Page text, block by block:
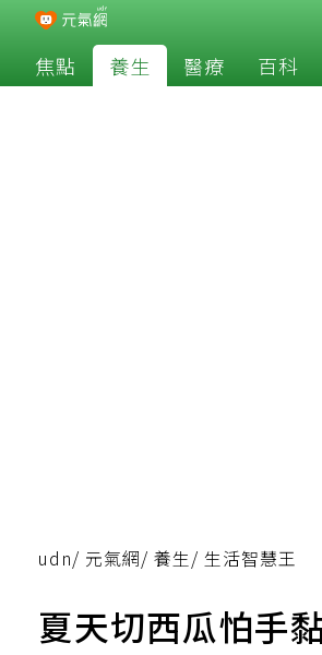
焦點 養生 醫療 百科
udn/ 元氣網/ 養生/ 生活智慧王
夏天切西瓜怕手